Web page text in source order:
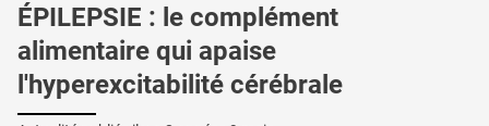
ÉPILEPSIE : le complément
alimentaire qui apaise
l'hyperexcitabilité cérébrale